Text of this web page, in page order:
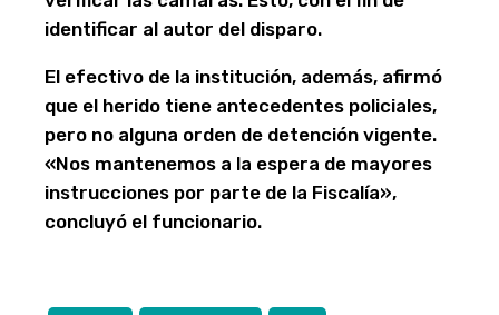
identificar al autor del disparo.
El efectivo de la institución, además, afirmó
que el herido tiene antecedentes policiales,
pero no alguna orden de detención vigente.
«Nos mantenemos a la espera de mayores
instrucciones por parte de la Fiscalía»,
concluyó el funcionario.